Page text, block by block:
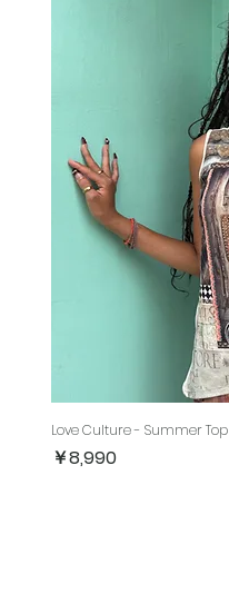
Love Culture - Summer Top
価格
￥8,990